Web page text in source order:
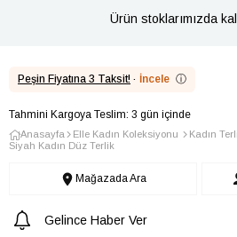
Ürün stoklarımızda
Peşin Fiyatına 3 Taksit! · İncele ⓘ
Tahmini Kargoya Teslim: 3 gün içinde
Anasayfa Elle Kadın Koleksiyonu Kadın
Siyah Kadın Düz Terlik
Mağazada Ara
Gelince Haber Ver